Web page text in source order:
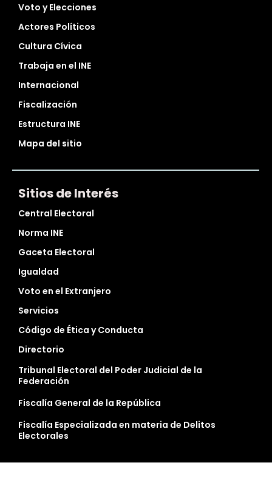
Voto y Elecciones
Actores Políticos
Cultura Cívica
Trabaja en el INE
Internacional
Fiscalización
Estructura INE
Mapa del sitio
Sitios de Interés
Central Electoral
Norma INE
Gaceta Electoral
Igualdad
Voto en el Extranjero
Servicios
Código de Ética y Conducta
Directorio
Tribunal Electoral del Poder Judicial de la
Federación
Fiscalía General de la República
Fiscalía Especializada en materia de Delitos
Electorales